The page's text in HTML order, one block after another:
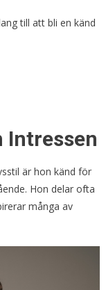
till att bli en känd
Intressen
är hon känd för
Hon delar ofta
många av